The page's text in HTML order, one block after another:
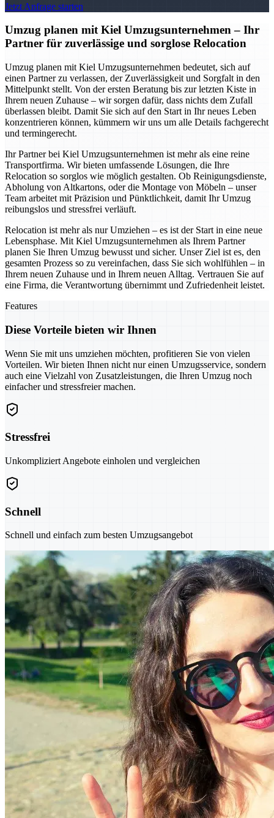
Jetzt Anfrage starten
Umzug planen mit Kiel Umzugsunternehmen – Ihr
Partner für zuverlässige und sorglose Relocation
Umzug planen mit Kiel Umzugsunternehmen bedeutet, sich auf
einen Partner zu verlassen, der Zuverlässigkeit und Sorgfalt in den
Mittelpunkt stellt. Von der ersten Beratung bis zur letzten Kiste in
Ihrem neuen Zuhause – wir sorgen dafür, dass nichts dem Zufall
überlassen bleibt. Damit Sie sich auf den Start in Ihr neues Leben
konzentrieren können, kümmern wir uns um alle Details fachgerecht
und termingerecht.
Ihr Partner bei Kiel Umzugsunternehmen ist mehr als eine reine
Transportfirma. Wir bieten umfassende Lösungen, die Ihre
Relocation so sorglos wie möglich gestalten. Ob Reinigungsdienste,
Abholung von Altkartons, oder die Montage von Möbeln – unser
Team arbeitet mit Präzision und Pünktlichkeit, damit Ihr Umzug
reibungslos und stressfrei verläuft.
Relocation ist mehr als nur Umziehen – es ist der Start in eine neue
Lebensphase. Mit Kiel Umzugsunternehmen als Ihrem Partner
planen Sie Ihren Umzug bewusst und sicher. Unser Ziel ist es, den
gesamten Prozess so zu vereinfachen, dass Sie sich wohlfühlen – in
Ihrem neuen Zuhause und in Ihrem neuen Alltag. Vertrauen Sie auf
eine Firma, die Verantwortung übernimmt und Zufriedenheit leistet.
Features
Diese Vorteile bieten wir Ihnen
Wenn Sie mit uns umziehen möchten, profitieren Sie von vielen
Vorteilen. Wir bieten Ihnen nicht nur einen Umzugsservice, sondern
auch eine Vielzahl von Zusatzleistungen, die Ihren Umzug noch
einfacher und stressfreier machen.
Stressfrei
Unkompliziert Angebote einholen und vergleichen
Schnell
Schnell und einfach zum besten Umzugsangebot